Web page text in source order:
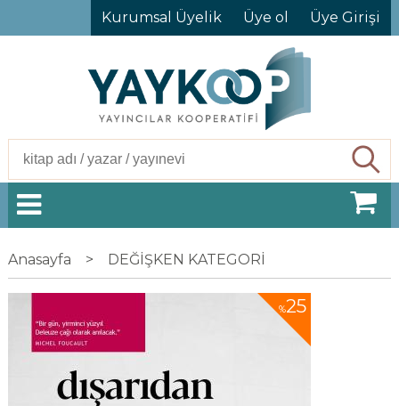
Kurumsal Üyelik Üye ol Üye Girişi
Anasayfa > DEĞİŞKEN KATEGORİ
%25